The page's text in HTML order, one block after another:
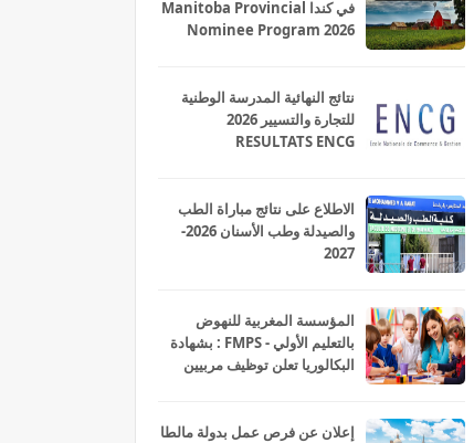
في كندا Manitoba Provincial
Nominee Program 2026
نتائج النهائية المدرسة الوطنية
للتجارة والتسيير 2026
RESULTATS ENCG
الاطلاع على نتائج مباراة الطب
والصيدلة وطب الأسنان 2026-
2027
المؤسسة المغربية للنهوض
بالتعليم الأولي - FMPS : بشهادة
البكالوريا تعلن توظيف مربيين
إعلان عن فرص عمل بدولة مالطا